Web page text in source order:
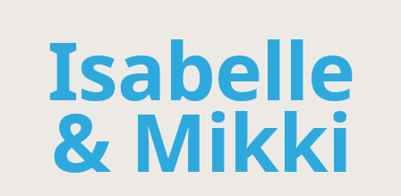
Isabelle
& Mikki